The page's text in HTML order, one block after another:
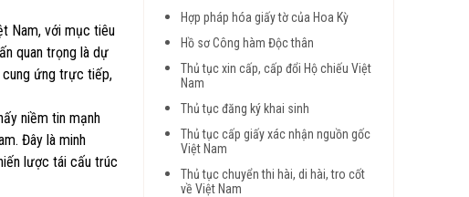
Nam, với mục tiêu
quan trọng là dự
cung ứng trực tiếp,
niềm tin mạnh
Đây là minh
lược tái cấu trúc
Hợp pháp hóa giấy tờ của Hoa Kỳ
Hồ sơ Công hàm Độc thân
Thủ tục xin cấp, cấp đổi Hộ chiếu Việt
Nam
Thủ tục đăng ký khai sinh
Thủ tục cấp giấy xác nhận nguồn gốc
Việt Nam
Thủ tục chuyển thi hài, di hài, tro cốt
về Việt Nam